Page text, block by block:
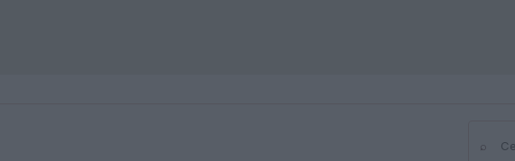
⌕Cerca